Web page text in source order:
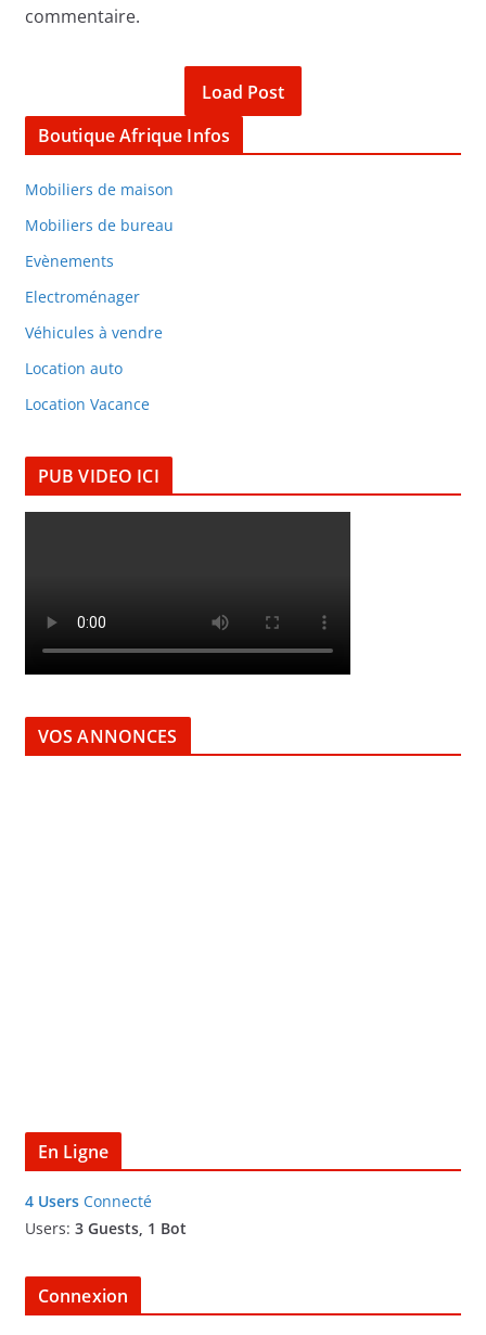
commentaire.
Load Post
Boutique Afrique Infos
Mobiliers de maison
Mobiliers de bureau
Evènements
Electroménager
Véhicules à vendre
Location auto
Location Vacance
PUB VIDEO ICI
VOS ANNONCES
En Ligne
4 UsersConnecté
Users: 3 Guests, 1 Bot
Connexion